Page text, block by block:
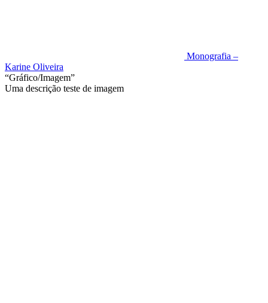
Monografia –
Karine Oliveira
“Gráfico/Imagem”
Uma descrição teste de imagem